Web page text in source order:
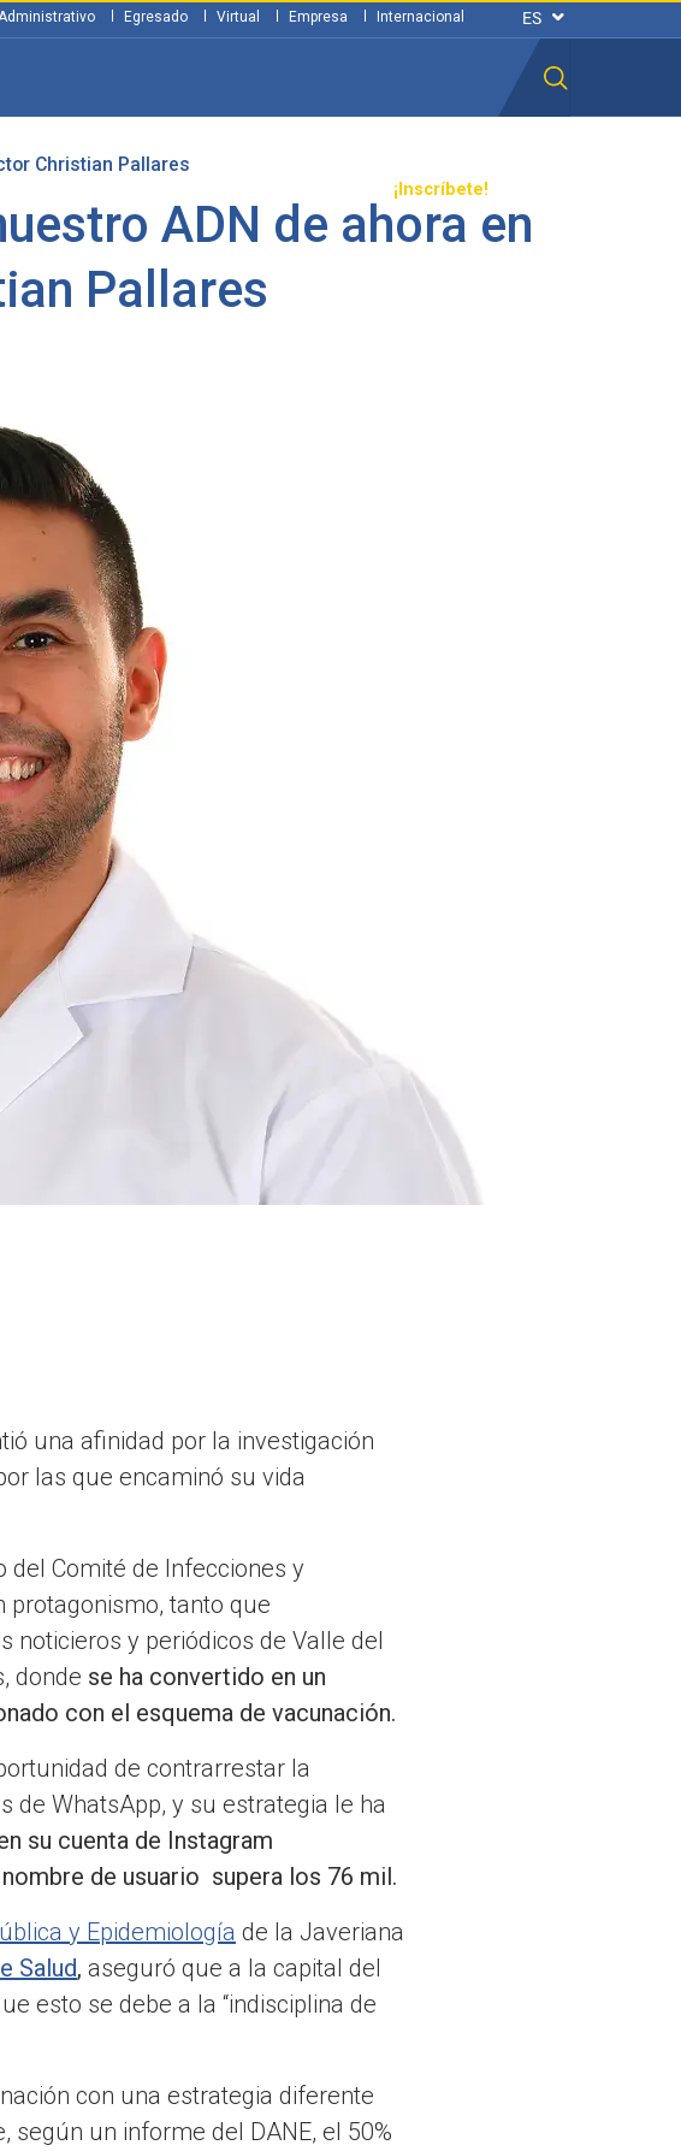
¡Inscríbete!
Egresado Virtual Empresa Internacional
Christian Pallares
ADN de ahora en
Pallares
una afinidad por la investigación
las que encaminó su vida
del Comité de Infecciones y
protagonismo, tanto que
y periódicos de Valle del
donde se ha convertido en un
con el esquema de vacunación.
de contrarrestar la
de WhatsApp, y su estrategia le ha
su cuenta de Instagram
de usuario supera los 76 mil.
y Epidemiología de la Javeriana
Salud, aseguró que a la capital del
esto se debe a la “indisciplina de
con una estrategia diferente
según un informe del DANE, el 50%